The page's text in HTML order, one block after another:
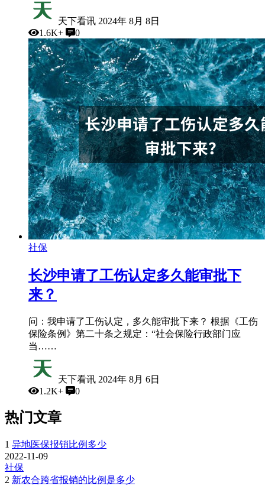
天下看讯 2024年 8月 8日
1.6K+
0
社保
长沙申请了工伤认定多久能审批下
来？
问：我申请了工伤认定，多久能审批下来？ 根据《工伤
保险条例》第二十条之规定：“社会保险行政部门应
当……
天下看讯 2024年 8月 6日
1.2K+
0
热门文章
1 异地医保报销比例多少
2022-11-09
社保
2 新农合跨省报销的比例是多少